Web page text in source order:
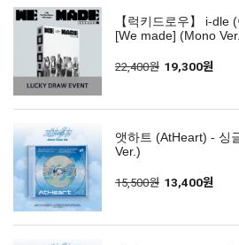
【럭키드로우】 i-dle
[We made] (Mono
22,400원 19,300원
앳하트 (AtHeart) - 싱
Ver.)
15,500원 13,400원